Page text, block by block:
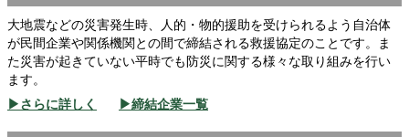
大地震などの災害発生時、人的・物的援助を受けられるよう自治体
が民間企業や関係機関との間で締結される救援協定のことです。ま
た災害が起きていない平時でも防災に関する様々な取り組みを行い
ます。
▶さらに詳しく
▶締結企業一覧